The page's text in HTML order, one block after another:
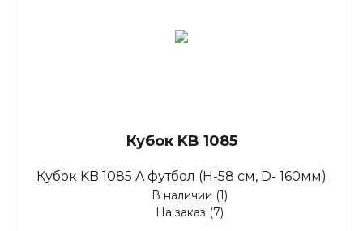
Кубок KB 1085
Кубок KB 1085 A футбол (H-58 см, D- 160мм)
В наличии (1)
На заказ (7)